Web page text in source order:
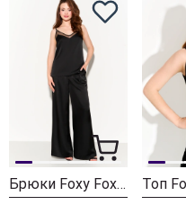
Брюки Foxy Fox 1698